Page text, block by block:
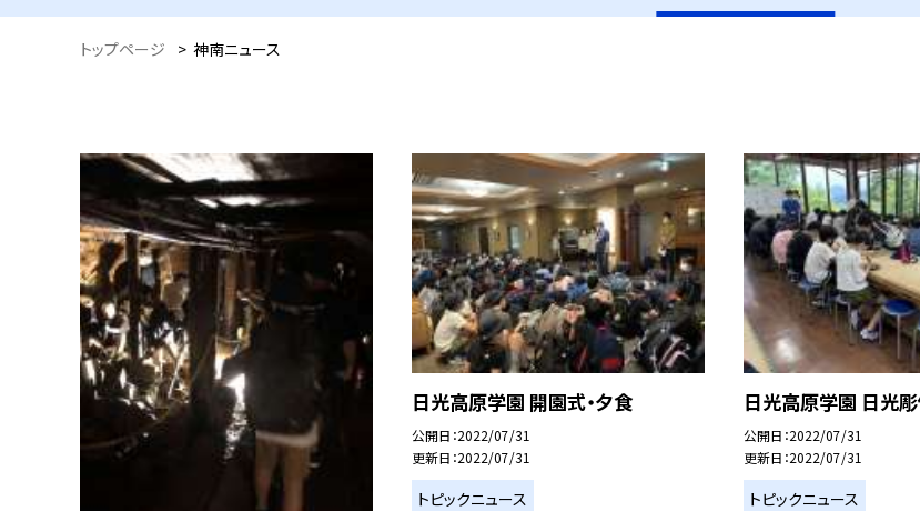
トップページ > 神南ニュース
日光高原学園 開園式・夕食
公開日 2022/07/31
更新日 2022/07/31
トピックニュース
日光高原学園 日光
公開日 2022/07/31
更新日 2022/07/31
トピックニュース